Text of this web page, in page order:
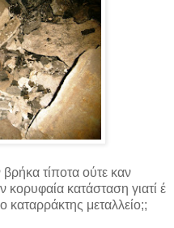
τίποτα ούτε καν
κορυφαία κατάσταση γιατί έ
καταρράκτης μεταλλείο;;